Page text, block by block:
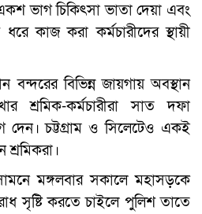
ভাগ চিকিৎসা ভাতা দেয়া এবং
কাজ করা কর্মচারীদের স্থায়ী
বন্দরের বিভিন্ন জায়গায় অবস্থান
শ্রমিক-কর্মচারীরা সাত দফা
চট্টগ্রাম ও সিলেটেও একই
শ্রমিকরা।
মঙ্গলবার সকালে মহাসড়কে
সৃষ্টি করতে চাইলে পুলিশ তাতে